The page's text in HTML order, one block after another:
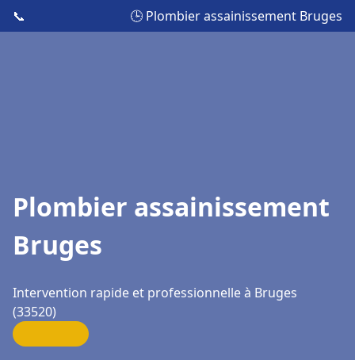
📞 🕒 Plombier assainissement Bruges
Plombier assainissement
Bruges
Intervention rapide et professionnelle à Bruges
(33520)